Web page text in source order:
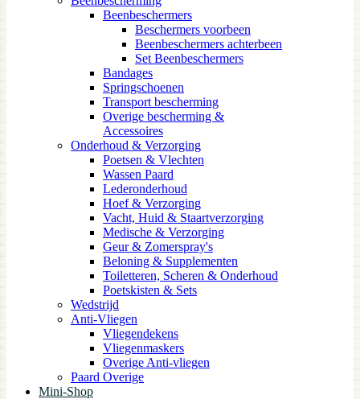
Beenbeschermers
Beschermers voorbeen
Beenbeschermers achterbeen
Set Beenbeschermers
Bandages
Springschoenen
Transport bescherming
Overige bescherming &
Accessoires
Onderhoud & Verzorging
Poetsen & Vlechten
Wassen Paard
Lederonderhoud
Hoef & Verzorging
Vacht, Huid & Staartverzorging
Medische & Verzorging
Geur & Zomerspray's
Beloning & Supplementen
Toiletteren, Scheren & Onderhoud
Poetskisten & Sets
Wedstrijd
Anti-Vliegen
Vliegendekens
Vliegenmaskers
Overige Anti-vliegen
Paard Overige
Mini-Shop